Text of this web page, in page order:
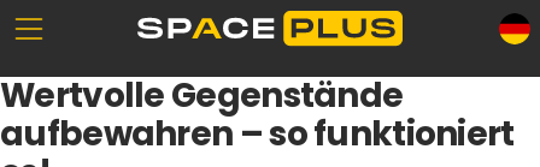
Unserе Standorte
Selfstorage-Lösungen
Lagerraum Preise
Was ist Selfstorage
Büroräume
Verpackungsmaterial
Wertvolle Gegenstände
aufbewahren – so funktioniert